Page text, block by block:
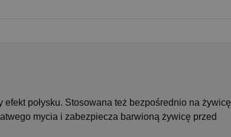
połysku. Stosowana też bezpośrednio na żywicę
mycia i zabezpiecza barwioną żywicę przed